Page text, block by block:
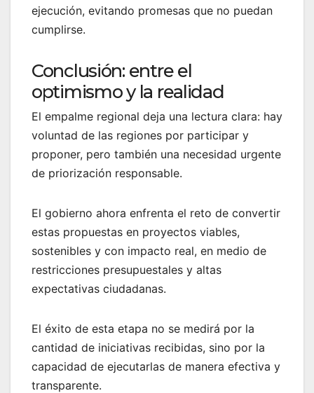
ejecución, evitando promesas que no puedan
cumplirse.
Conclusión: entre el
optimismo y la realidad
El empalme regional deja una lectura clara: hay
voluntad de las regiones por participar y
proponer, pero también una necesidad urgente
de priorización responsable.
El gobierno ahora enfrenta el reto de convertir
estas propuestas en proyectos viables,
sostenibles y con impacto real, en medio de
restricciones presupuestales y altas
expectativas ciudadanas.
El éxito de esta etapa no se medirá por la
cantidad de iniciativas recibidas, sino por la
capacidad de ejecutarlas de manera efectiva y
transparente.